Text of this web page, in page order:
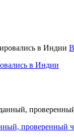
в Индии
проверенный